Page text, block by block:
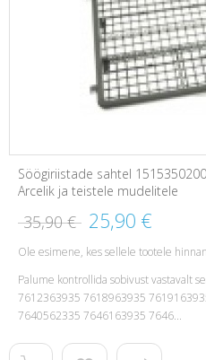
Söögiriistade sahtel
Arcelik ja teistele mudelitele
35,90 € 25,90 €
Ole esimene, kes sellele tootele
Palume kontrollida sobivust vastavalt
7612363935 7618963935
7640562335 7646163935 7646...